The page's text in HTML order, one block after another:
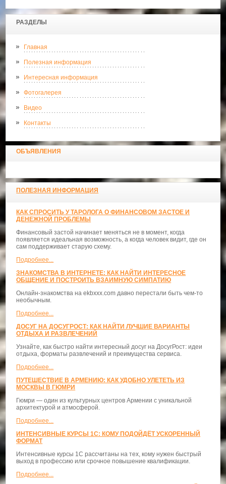
РАЗДЕЛЫ
Главная
Полезная информация
Интересная информация
Фотогалерея
Видео
Контакты
ОБЪЯВЛЕНИЯ
ПОЛЕЗНАЯ ИНФОРМАЦИЯ
КАК СПРОСИТЬ У ТАРОЛОГА О ФИНАНСОВОМ ЗАСТОЕ И
ДЕНЕЖНОЙ ПРОБЛЕМЫ
Финансовый застой начинает меняться не в момент, когда
появляется идеальная возможность, а когда человек видит, где он
сам поддерживает старую схему.
Подробнее...
ЗНАКОМСТВА В ИНТЕРНЕТЕ: КАК НАЙТИ ИНТЕРЕСНОЕ
ОБЩЕНИЕ И ПОСТРОИТЬ ВЗАИМНУЮ СИМПАТИЮ
Онлайн-знакомства на ekbxxx.com давно перестали быть чем-то
необычным.
Подробнее...
ДОСУГ НА ДОСУГРОСТ: КАК НАЙТИ ЛУЧШИЕ ВАРИАНТЫ
ОТДЫХА И РАЗВЛЕЧЕНИЙ
Узнайте, как быстро найти интересный досуг на ДосугРост: идеи
отдыха, форматы развлечений и преимущества сервиса.
Подробнее...
ПУТЕШЕСТВИЕ В АРМЕНИЮ: КАК УДОБНО УЛЕТЕТЬ ИЗ
МОСКВЫ В ГЮМРИ
Гюмри — один из культурных центров Армении с уникальной
архитектурой и атмосферой.
Подробнее...
ИНТЕНСИВНЫЕ КУРСЫ 1С: КОМУ ПОДОЙДЁТ УСКОРЕННЫЙ
ФОРМАТ
Интенсивные курсы 1С рассчитаны на тех, кому нужен быстрый
выход в профессию или срочное повышение квалификации.
Подробнее...